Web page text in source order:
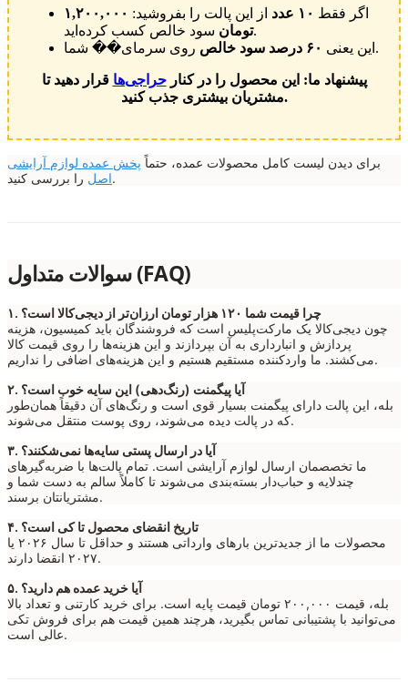
اگر فقط ۱۰ عدد از این پالت را بفروشید: ۱,۲۰۰,۰۰۰
تومانسود خالص کسب کرده‌اید.
این یعنی ۶۰ درصد سود خالص روی سرمای�� شما.
پیشنهاد ما: این محصول را در کنارحراجی‌ها قرار دهید تا
مشتریان بیشتری جذب کنید.
برای دیدن لیست کامل محصولات عمده، حتماً پخش عمده لوازم آرایشی
اصلرا بررسی کنید.
سوالات متداول (FAQ)
۱. چرا قیمت شما ۱۲۰ هزار تومان ارزان‌تر از دیجی‌کالا است؟
چون دیجی‌کالا یک مارکت‌پلیس است که فروشندگان باید کمیسیون، هزینه
پردازش و انبارداری به آن بپردازند و این هزینه‌ها را روی قیمت کالا
می‌کشند. ما واردکننده مستقیم هستیم و این هزینه‌های اضافی را نداریم.
۲. آیا پیگمنت (رنگ‌دهی) این سایه خوب است؟
بله، این پالت دارای پیگمنت بسیار قوی است و رنگ‌های آن دقیقاً همان‌طور
که در پالت دیده می‌شوند، روی پوست منتقل می‌شوند.
۳. آیا در ارسال پستی سایه‌ها نمی‌شکنند؟
ما تخصصمان ارسال لوازم آرایشی است. تمام پالت‌ها با ضربه‌گیرهای
چندلایه و حباب‌دار بسته‌بندی می‌شوند تا کاملاً سالم به دست شما و
مشتریانتان برسند.
۴. تاریخ انقضای محصول تا کی است؟
محصولات ما از جدیدترین بارهای وارداتی هستند و حداقل تا سال ۲۰۲۶ یا
۲۰۲۷ انقضا دارند.
۵. آیا خرید عمده هم دارید؟
بله، قیمت ۲۰۰,۰۰۰ تومان قیمت پایه است. برای خرید کارتنی و تعداد بالا
می‌توانید با پشتیبانی تماس بگیرید، هرچند همین قیمت هم برای فروش تکی
عالی است.